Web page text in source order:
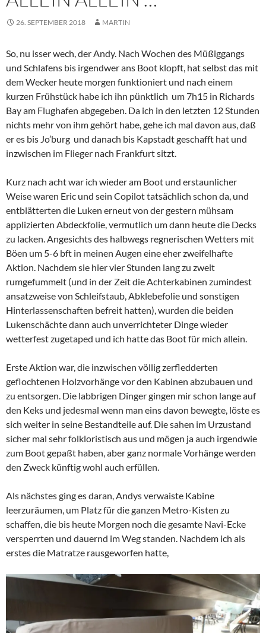
26. SEPTEMBER 2018 MARTIN
So, nu isser wech, der Andy. Nach Wochen des Müßiggangs
und Schlafens bis irgendwer ans Boot klopft, hat selbst das mit
dem Wecker heute morgen funktioniert und nach einem
kurzen Frühstück habe ich ihn pünktlich um 7h15 in Richards
Bay am Flughafen abgegeben. Da ich in den letzten 12 Stunden
nichts mehr von ihm gehört habe, gehe ich mal davon aus, daß
er es bis Jo’burg und danach bis Kapstadt geschafft hat und
inzwischen im Flieger nach Frankfurt sitzt.
Kurz nach acht war ich wieder am Boot und erstaunlicher
Weise waren Eric und sein Copilot tatsächlich schon da, und
entblätterten die Luken erneut von der gestern mühsam
applizierten Abdeckfolie, vermutlich um dann heute die Decks
zu lacken. Angesichts des halbwegs regnerischen Wetters mit
Böen um 5-6 bft in meinen Augen eine eher zweifelhafte
Aktion. Nachdem sie hier vier Stunden lang zu zweit
rumgefummelt (und in der Zeit die Achterkabinen zumindest
ansatzweise von Schleifstaub, Abklebefolie und sonstigen
Hinterlassenschaften befreit hatten), wurden die beiden
Lukenschächte dann auch unverrichteter Dinge wieder
wetterfest zugetaped und ich hatte das Boot für mich allein.
Erste Aktion war, die inzwischen völlig zerfledderten
geflochtenen Holzvorhänge vor den Kabinen abzubauen und
zu entsorgen. Die labbrigen Dinger gingen mir schon lange auf
den Keks und jedesmal wenn man eins davon bewegte, löste es
sich weiter in seine Bestandteile auf. Die sahen im Urzustand
sicher mal sehr folkloristisch aus und mögen ja auch irgendwie
zum Boot gepaßt haben, aber ganz normale Vorhänge werden
den Zweck künftig wohl auch erfüllen.
Als nächstes ging es daran, Andys verwaiste Kabine
leerzuräumen, um Platz für die ganzen Metro-Kisten zu
schaffen, die bis heute Morgen noch die gesamte Navi-Ecke
versperrten und dauernd im Weg standen. Nachdem ich als
erstes die Matratze rausgeworfen hatte,